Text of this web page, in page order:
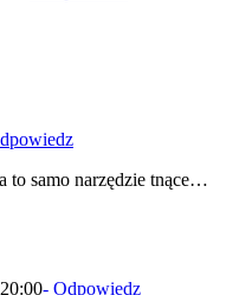
to samo narzędzie tnące…
- Odpowiedz